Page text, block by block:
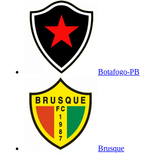
Botafogo-PB
Brusque